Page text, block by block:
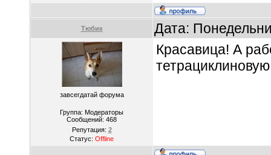
Тюбик Дата:
завсегдатай форума
Группа: Модераторы
Сообщений: 468
Репутация: 2
Статус: Offline
Красавица! А